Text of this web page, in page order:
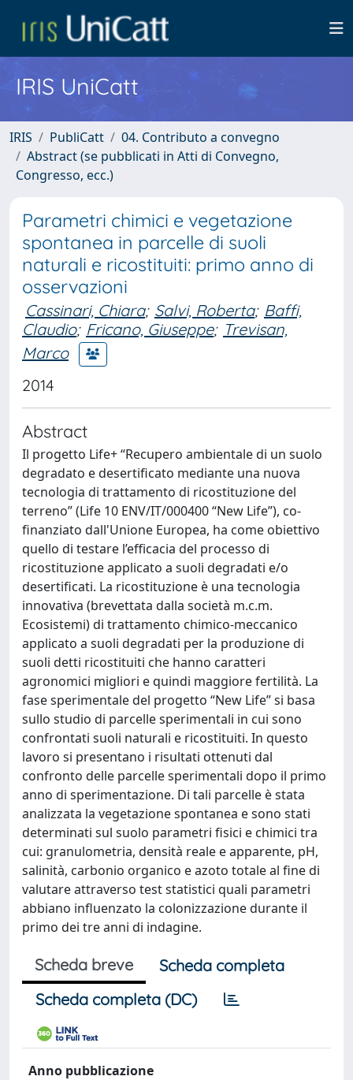
IRIS UniCatt
IRIS PubliCatt
04. Contributo a convegno
Abstract (se pubblicati in Atti di Convegno,
Congresso, ecc.)
Parametri chimici e vegetazione
spontanea in parcelle di suoli
naturali e ricostituiti: primo anno di
osservazioni
Cassinari, Chiara; Salvi, Roberta; Baffi,
Claudio; Fricano, Giuseppe; Trevisan,
Marco
2014
Abstract
Il progetto Life+ “Recupero ambientale di un suolo
degradato e desertificato mediante una nuova
tecnologia di trattamento di ricostituzione del
terreno” (Life 10 ENV/IT/000400 “New Life”), co-
finanziato dall'Unione Europea, ha come obiettivo
quello di testare l’efficacia del processo di
ricostituzione applicato a suoli degradati e/o
desertificati. La ricostituzione è una tecnologia
innovativa (brevettata dalla società m.c.m.
Ecosistemi) di trattamento chimico-meccanico
applicato a suoli degradati per la produzione di
suoli detti ricostituiti che hanno caratteri
agronomici migliori e quindi maggiore fertilità. La
fase sperimentale del progetto “New Life” si basa
sullo studio di parcelle sperimentali in cui sono
confrontati suoli naturali e ricostituiti. In questo
lavoro si presentano i risultati ottenuti dal
confronto delle parcelle sperimentali dopo il primo
anno di sperimentazione. Di tali parcelle è stata
analizzata la vegetazione spontanea e sono stati
determinati sul suolo parametri fisici e chimici tra
cui: granulometria, densità reale e apparente, pH,
salinità, carbonio organico e azoto totale al fine di
valutare attraverso test statistici quali parametri
abbiano influenzato la colonizzazione durante il
primo dei tre anni di indagine.
Scheda breve
Scheda completa
Scheda completa (DC)
Anno pubblicazione